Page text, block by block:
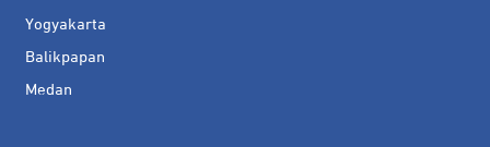
Yogyakarta
Balikpapan
Medan